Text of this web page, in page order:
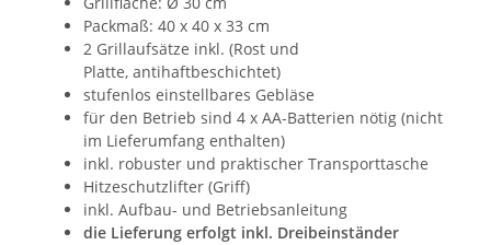
Packmaß: 40 x 40 x 33 cm
2 Grillaufsätze inkl. (Rost und
Platte, antihaftbeschichtet)
stufenlos einstellbares Gebläse
für den Betrieb sind 4 x AA-Batterien nötig (nicht
im Lieferumfang enthalten)
inkl. robuster und praktischer Transporttasche
Hitzeschutzlifter (Griff)
inkl. Aufbau- und Betriebsanleitung
die Lieferung erfolgt inkl. Dreibeinständer